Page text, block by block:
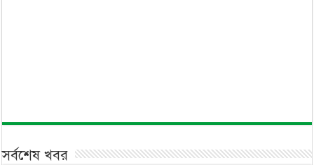
সর্বশেষ খবর